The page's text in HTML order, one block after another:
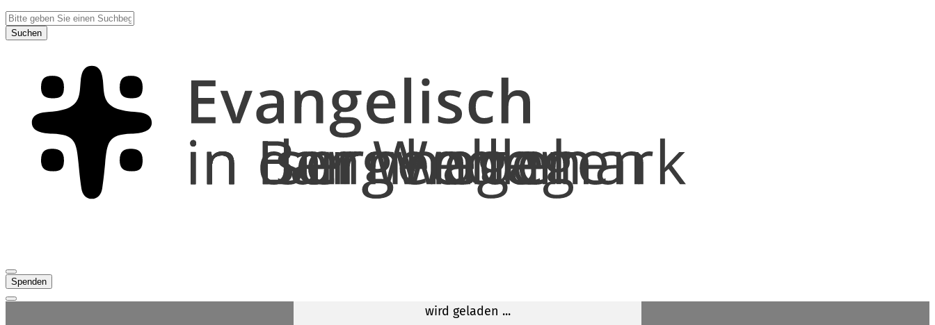
Suchen
Spenden